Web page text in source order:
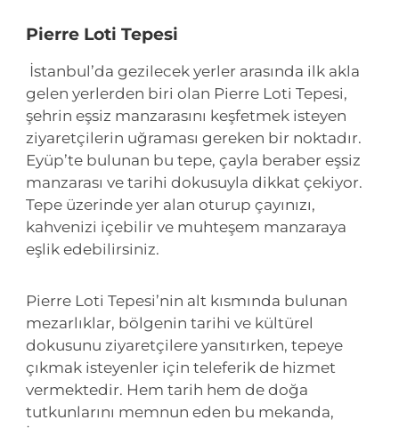
Pierre Loti Tepesi
İstanbul’da gezilecek yerler arasında ilk akla
gelen yerlerden biri olan Pierre Loti Tepesi,
şehrin eşsiz manzarasını keşfetmek isteyen
ziyaretçilerin uğraması gereken bir noktadır.
Eyüp’te bulunan bu tepe, çayla beraber eşsiz
manzarası ve tarihi dokusuyla dikkat çekiyor.
Tepe üzerinde yer alan oturup çayınızı,
kahvenizi içebilir ve muhteşem manzaraya
eşlik edebilirsiniz.
Pierre Loti Tepesi’nin alt kısmında bulunan
mezarlıklar, bölgenin tarihi ve kültürel
dokusunu ziyaretçilere yansıtırken, tepeye
çıkmak isteyenler için teleferik de hizmet
vermektedir. Hem tarih hem de doğa
tutkunlarını memnun eden bu mekanda,